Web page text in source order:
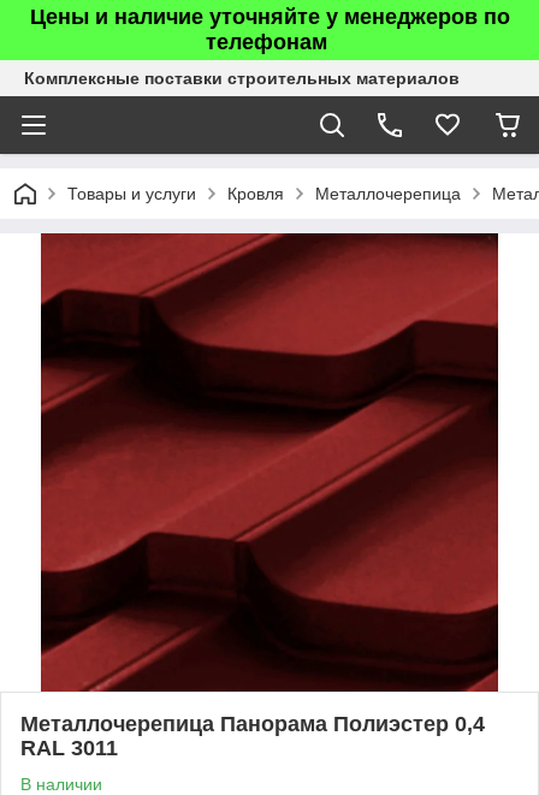
Цены и наличие уточняйте у менеджеров по
телефонам
Комплексные поставки строительных материалов
Товары и услуги Кровля Металлочерепица
Металлочерепица Панорама Полиэстер 0,4
RAL 3011
В наличии